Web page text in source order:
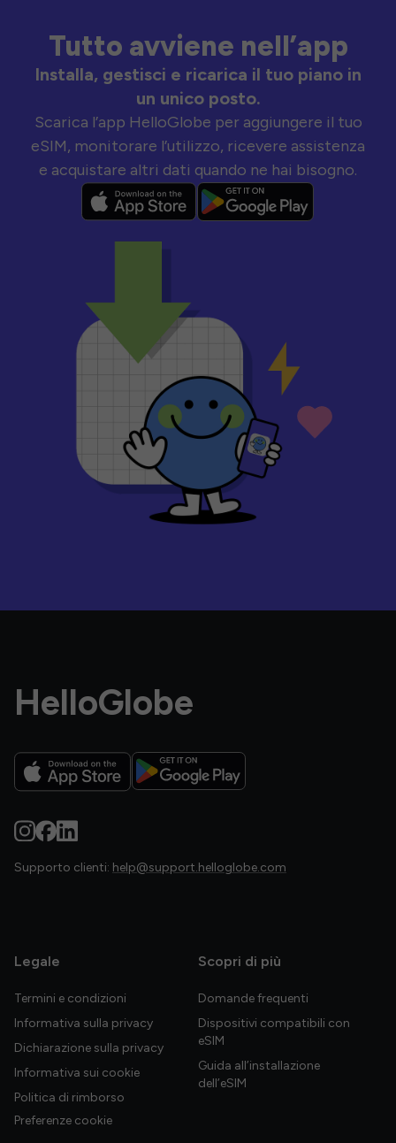
Tutto avviene nell’app
Installa, gestisci e ricarica il tuo piano in
un unico posto.
Scarica l’app HelloGlobe per aggiungere il tuo
eSIM, monitorare l’utilizzo, ricevere assistenza
e acquistare altri dati quando ne hai bisogno.
HelloGlobe
Supporto clienti: help@support.helloglobe.com
Legale
Termini e condizioni
Informativa sulla privacy
Dichiarazione sulla privacy
Informativa sui cookie
Politica di rimborso
Preferenze cookie
Scopri di più
Domande frequenti
Dispositivi compatibili con
eSIM
Guida all’installazione
dell’eSIM